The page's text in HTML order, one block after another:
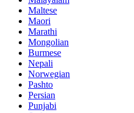
Maltese
Maori
Marathi
Mongolian
Burmese
Nepali
Norwegian
Pashto
Persian
Punjabi